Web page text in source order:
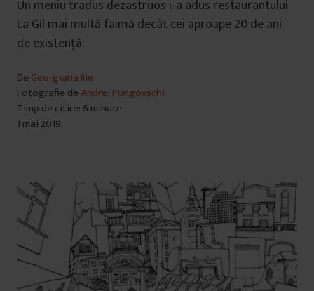
Un meniu tradus dezastruos i‑a adus restaurantului
La Gil mai multă faimă decât cei aproape 20 de ani
de existenţă.
De Georgiana Ilie
Fotografie deAndrei Pungovschi
Timp de citire: 6 minute
1 mai 2019